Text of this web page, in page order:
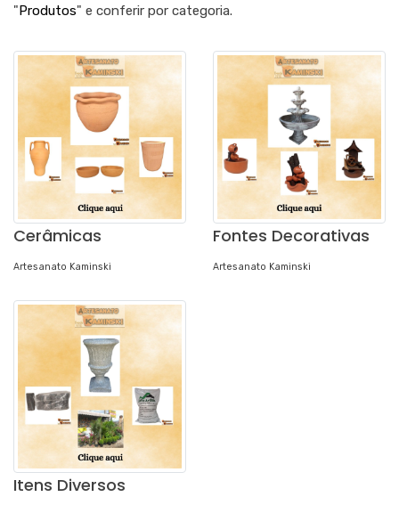
"Produtos" e conferir por categoria.
Cerâmicas
Artesanato Kaminski
Fontes Decorativas
Artesanato Kaminski
Itens Diversos